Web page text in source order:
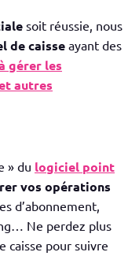
soit réussie, nous
de caisseayant des
gérer les
autres
» du logiciel point
vos opérations
d’abonnement,
Ne perdez plus
caisse pour suivre